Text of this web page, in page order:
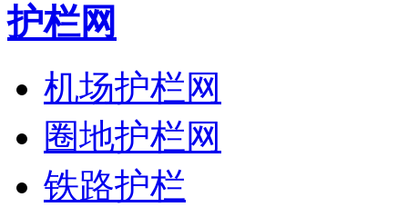
护栏网
机场护栏网
圈地护栏网
铁路护栏